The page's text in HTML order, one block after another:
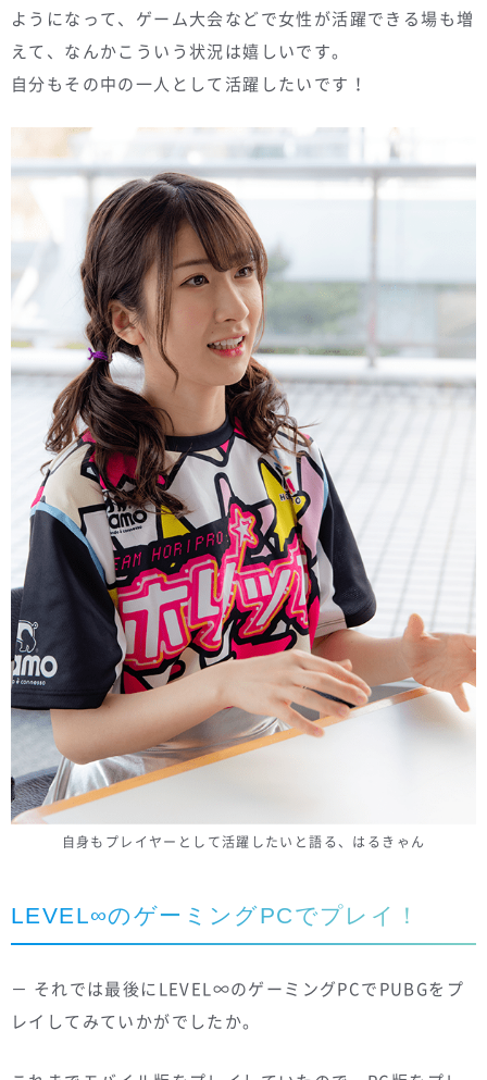
ようになって、ゲーム大会などで女性が活躍できる場も増
えて、なんかこういう状況は嬉しいです。
自分もその中の一人として活躍したいです！
自身もプレイヤーとして活躍したいと語る、はるきゃん
LEVEL∞のゲーミングPCでプレイ！
－ それでは最後にLEVEL∞のゲーミングPCでPUBGをプ
レイしてみていかがでしたか。